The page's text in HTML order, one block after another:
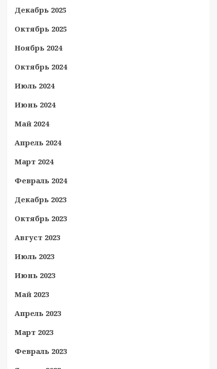
Декабрь 2025
Октябрь 2025
Ноябрь 2024
Октябрь 2024
Июль 2024
Июнь 2024
Май 2024
Апрель 2024
Март 2024
Февраль 2024
Декабрь 2023
Октябрь 2023
Август 2023
Июль 2023
Июнь 2023
Май 2023
Апрель 2023
Март 2023
Февраль 2023